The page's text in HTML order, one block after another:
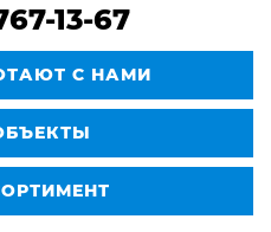
13-67
С НАМИ